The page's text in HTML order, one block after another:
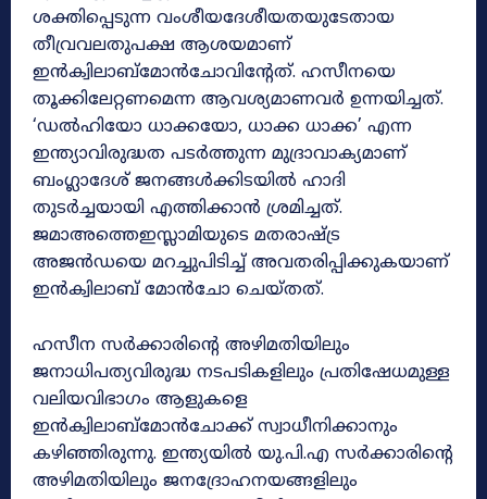
ശക്തിപ്പെടുന്ന വംശീയദേശീയതയുടേതായ
തീവ്രവലതുപക്ഷ ആശയമാണ്
ഇൻക്വിലാബ്‌മോൻചോവിന്റേത്. ഹസീനയെ
തൂക്കിലേറ്റണമെന്ന ആവശ്യമാണവർ ഉന്നയിച്ചത്.
‘ഡൽഹിയോ ധാക്കയോ, ധാക്ക ധാക്ക’ എന്ന
ഇന്ത്യാവിരുദ്ധത പടർത്തുന്ന മുദ്രാവാക്യമാണ്
ബംഗ്ലാദേശ് ജനങ്ങൾക്കിടയിൽ ഹാദി
തുടർച്ചയായി എത്തിക്കാൻ ശ്രമിച്ചത്.
ജമാഅത്തെഇസ്ലാമിയുടെ മതരാഷ്ട്ര
അജൻഡയെ മറച്ചുപിടിച്ച് അവതരിപ്പിക്കുകയാണ്
ഇൻക്വിലാബ്‌ മോൻചോ ചെയ്തത്.
ഹസീന സർക്കാരിന്റെ അഴിമതിയിലും
ജനാധിപത്യവിരുദ്ധ നടപടികളിലും പ്രതിഷേധമുള്ള
വലിയവിഭാഗം ആളുകളെ
ഇൻക്വിലാബ്‌മോൻചോക്ക് സ്വാധീനിക്കാനും
കഴിഞ്ഞിരുന്നു. ഇന്ത്യയിൽ യു.പി.എ സർക്കാരിന്റെ
അഴിമതിയിലും ജനദ്രോഹനയങ്ങളിലും